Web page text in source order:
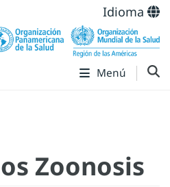
Idioma
Menú
Zoonosis